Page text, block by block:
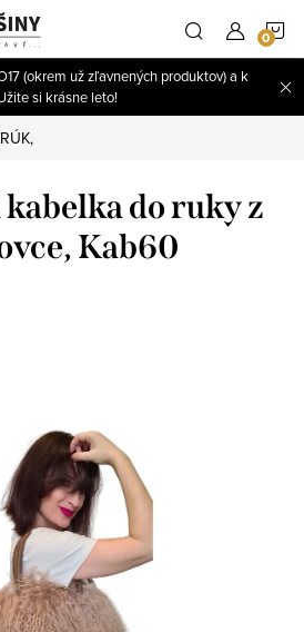
(okrem už zľavnených produktov) a k
si krásne leto!
do ruky z
Kab60